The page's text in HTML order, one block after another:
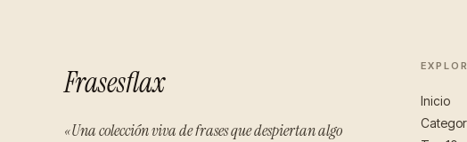
Frasesflax
«Una colección viva de frases que despiertan algo
Inicio